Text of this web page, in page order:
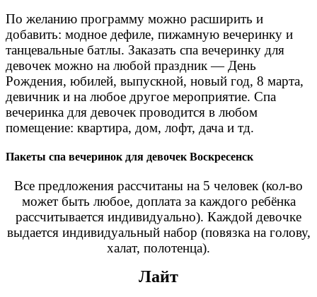
По желанию программу можно расширить и
добавить: модное дефиле, пижамную вечеринку и
танцевальные батлы. Заказать спа вечеринку для
девочек можно на любой праздник — День
Рождения, юбилей, выпускной, новый год, 8 марта,
девичник и на любое другое мероприятие. Спа
вечеринка для девочек проводится в любом
помещение: квартира, дом, лофт, дача и тд.
Пакеты спа вечеринок для девочек Воскресенск
Все предложения рассчитаны на 5 человек (кол-во
может быть любое, доплата за каждого ребёнка
рассчитывается индивидуально). Каждой девочке
выдается индивидуальный набор (повязка на голову,
халат, полотенца).
Лайт